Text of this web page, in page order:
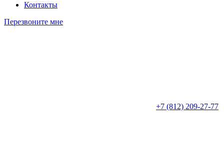
Контакты
Перезвоните мне
+7 (812) 209-27-77